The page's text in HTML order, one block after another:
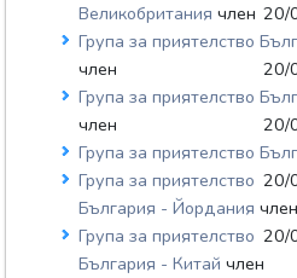
Великобританиячлен 20/
Група за приятелство
член
20/
Група за приятелство
член
20/
Група за приятелство
20/
Група за приятелство
България - Йорданиячлен
20/
Група за приятелство
България - Китайчлен